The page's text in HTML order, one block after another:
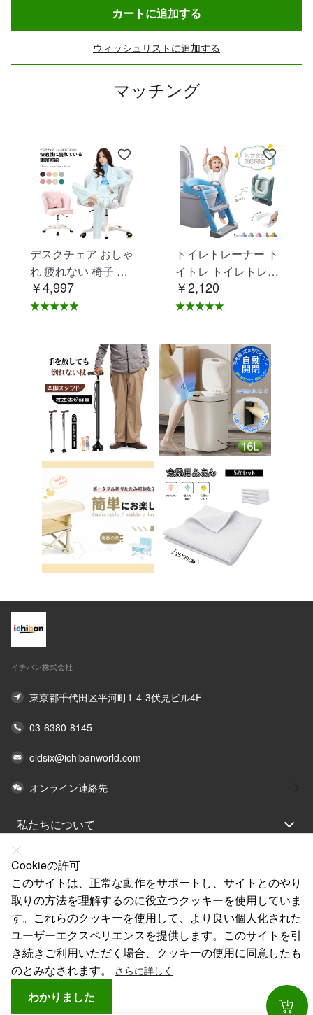
カートに追加する
ウィッシュリストに追加する
マッチング
デスクチェア おしゃ
れ 疲れない 椅子 白
ホワイト デスクチェ
ア 疲れにくい 学習椅
学習チェア オフィス
チェア パソコンチェ
ア ベロア調 インテリ
ア 椅子 イス 在宅ワ
ーク アシェル ブリリ
アント C-56
￥4,997
トイレトレーナー ト
イトレ トイレトレー
ニング トイレ 練習
折りたたみ おまる 補
供用 便座 トイレ補助
踏み台 男の子 女の子
子供 子ども トイトレ
送料無料 ステップ ス
テップ台 トイレ D-2
8
￥2,120
イチバン株式会社
東京都千代田区平河町1-4-3伏見ビル4F
03-6380-8145
oldsix@ichibanworld.com
オンライン連絡先
私たちについて
法律声明
ヘルプ
サービス
リンク
Cookieの許可
このサイトは、正常な動作をサポートし、サイトとのやり
取りの方法を理解するのに役立つクッキーを使用していま
す。これらのクッキーを使用して、より良い個人化された
ユーザーエクスペリエンスを提供します。このサイトを引
き続きご利用いただく場合、クッキーの使用に同意したも
のとみなされます。
さらに詳しく
わかりました